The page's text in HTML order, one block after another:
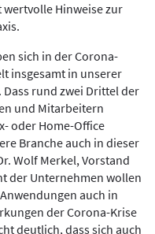
Hinweise zur
sich in der Corona-
insgesamt in unserer
rund zwei Drittel der
und Mitarbeitern
oder Home-Office
Branche auch in dieser
Wolf Merkel, Vorstand
der Unternehmen wollen
auch in
der Corona-Krise
deutlich, dass sich auch